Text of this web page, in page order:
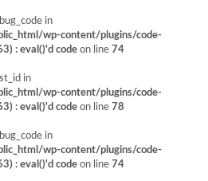
in
wp-content/plugins/code-
: eval()'d code on line 74
in
wp-content/plugins/code-
: eval()'d code on line 78
in
wp-content/plugins/code-
: eval()'d code on line 74